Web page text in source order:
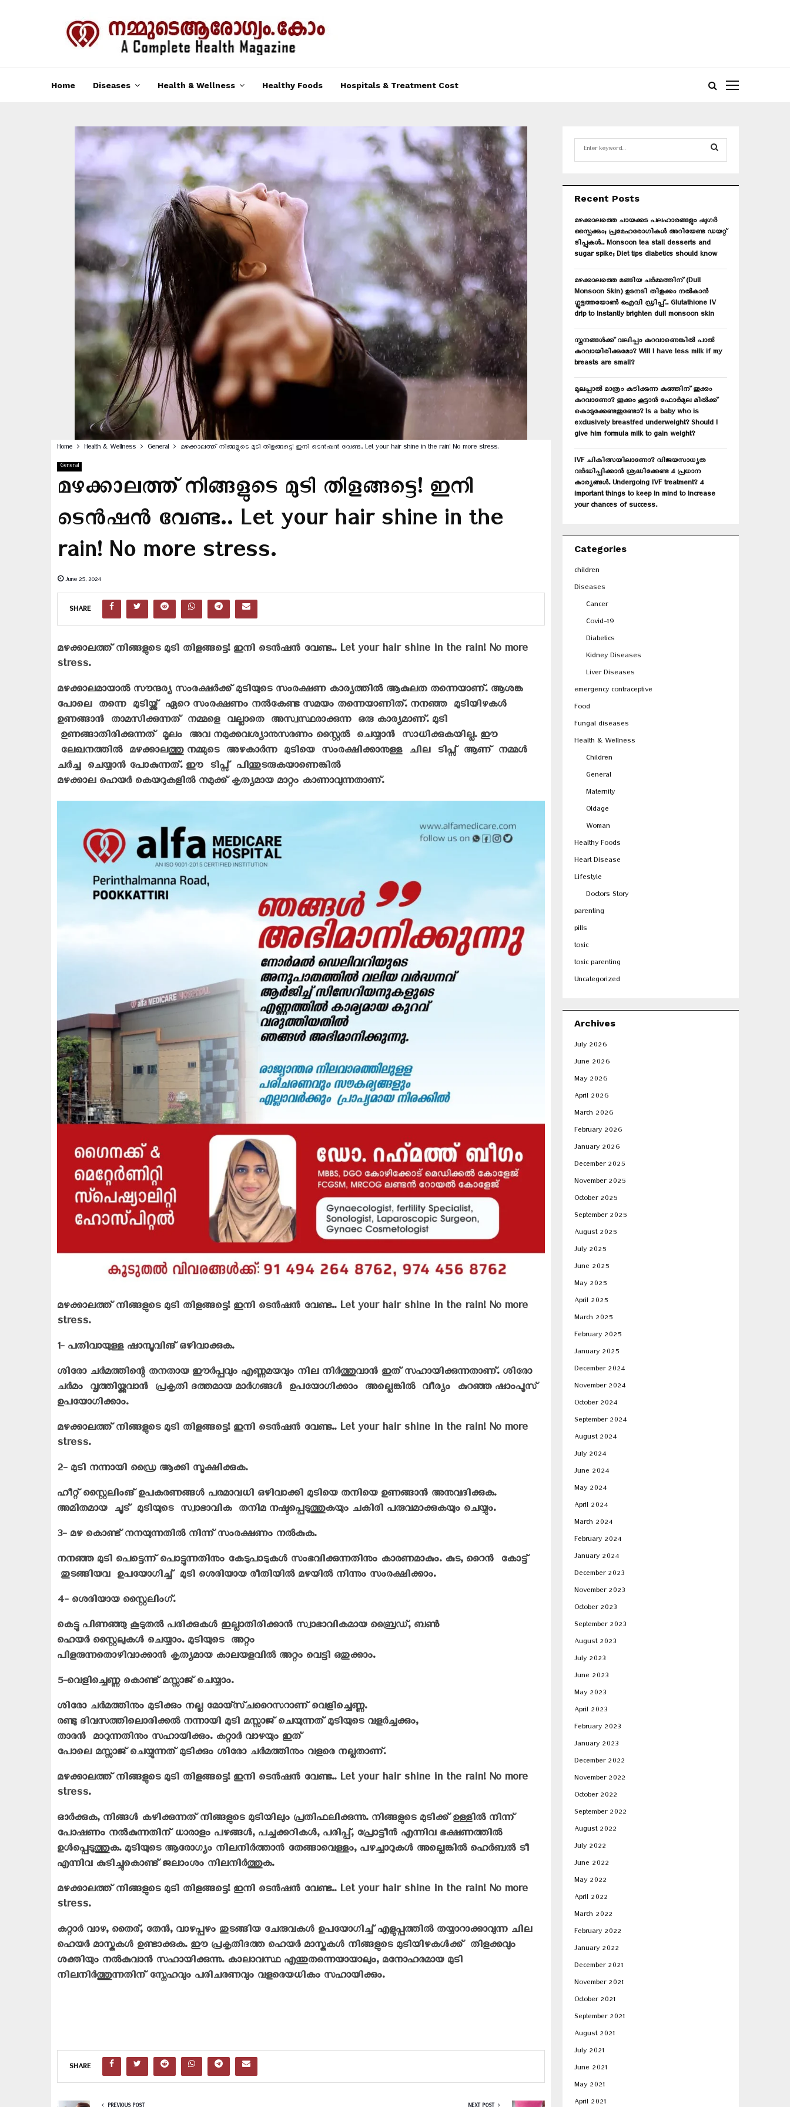
Home Diseases Health & Wellness Healthy Foods Hospitals & Treatment Cost
Home Health & Wellness General മഴക്കാലത്ത് നിങ്ങളുടെ മുടി തിളങ്ങട്ടെ! ഇനി ടെൻഷൻ വേണ്ട.. Let your hair shine in the rain! No more stress.
General
മഴക്കാലത്ത് നിങ്ങളുടെ മുടി തിളങ്ങട്ടെ! ഇനി
ടെൻഷൻ വേണ്ട.. Let your hair shine in the
rain! No more stress.
June 25, 2024
SHARE
മഴക്കാലത്ത് നിങ്ങളുടെ മുടി തിളങ്ങട്ടെ! ഇനി ടെൻഷൻ വേണ്ട.. Let your hair shine in the rain! No more
stress.
മഴക്കാലമായാൽ സൗന്ദര്യ സംരക്ഷർക്ക് മുടിയുടെ സംരക്ഷണ കാര്യത്തിൽ ആകുലത തന്നെയാണ്. ആശങ്ക
പോലെ തന്നെ മുടിയ്ക്ക് ഏറെ സംരക്ഷണം നൽകേണ്ട സമയം തന്നെയാണിത്. നനഞ്ഞ മുടിയിഴകൾ
ഉണങ്ങാൻ താമസിക്കുന്നത് നമ്മളെ വല്ലാതെ അസ്വസ്ഥരാക്കുന്ന ഒരു കാര്യമാണ്. മുടി
ഉണങ്ങാതിരിക്കുന്നത് മൂലം അവ നമുക്കവശ്യാനുസരണം സ്റ്റൈൽ ചെയ്യാൻ സാധിക്കുകയില്ല. ഈ
ലേഖനത്തിൽ മഴക്കാലത്തു നമ്മുടെ അഴകാർന്ന മുടിയെ സംരക്ഷിക്കാനുള്ള ചില ടിപ്സ് ആണ് നമ്മൾ
ചർച്ച ചെയ്യാൻ പോകുന്നത്. ഈ ടിപ്സ് പിന്തുടരുകയാണെങ്കിൽ
മഴക്കാല ഹെയർ കെയറുകളിൽ നമുക്ക് കൃത്യമായ മാറ്റം കാണാവുന്നതാണ്.
മഴക്കാലത്ത് നിങ്ങളുടെ മുടി തിളങ്ങട്ടെ! ഇനി ടെൻഷൻ വേണ്ട.. Let your hair shine in the rain! No more
stress.
1- പതിവായുള്ള ഷാമ്പൂവിങ് ഒഴിവാക്കുക.
ശിരോ ചർമത്തിന്റെ തനതായ ഈർപ്പവും എണ്ണമയവും നില നിർത്തുവാൻ ഇത് സഹായിക്കുന്നതാണ്. ശിരോ
ചർമം വൃത്തിയ്ക്കുവാൻ പ്രകൃതി ദത്തമായ മാർഗങ്ങൾ ഉപയോഗിക്കാം അല്ലെങ്കിൽ വീര്യം കുറഞ്ഞ ഷാംപൂസ്
ഉപയോഗിക്കാം.
മഴക്കാലത്ത് നിങ്ങളുടെ മുടി തിളങ്ങട്ടെ! ഇനി ടെൻഷൻ വേണ്ട.. Let your hair shine in the rain! No more
stress.
2- മുടി നന്നായി ഡ്രൈ ആക്കി സൂക്ഷിക്കുക.
ഹീറ്റ് സ്റ്റൈലിംങ് ഉപകരണങ്ങൾ പരമാവധി ഒഴിവാക്കി മുടിയെ തനിയെ ഉണങ്ങാൻ അനുവദിക്കുക.
അമിതമായ ചൂട് മുടിയുടെ സ്വാഭാവിക തനിമ നഷ്ടപ്പെടുത്തുകയും ചകിരി പരുവമാക്കുകയും ചെയ്യും.
3- മഴ കൊണ്ട് നനയുന്നതിൽ നിന്ന് സംരക്ഷണം നൽകുക.
നനഞ്ഞ മുടി പെട്ടെന്ന് പൊട്ടുന്നതിനും കേടുപാടുകൾ സംഭവിക്കുന്നതിനും കാരണമാകും. കുട, റൈൻ കോട്ട്
തുടങ്ങിയവ ഉപയോഗിച്ച് മുടി ശെരിയായ രീതിയിൽ മഴയിൽ നിന്നും സംരക്ഷിക്കാം.
4- ശെരിയായ സ്റ്റൈലിംഗ്.
കെട്ടു പിണഞ്ഞു കൂടുതൽ പരിക്കുകൾ ഇല്ലാതിരിക്കാൻ സ്വാഭാവികമായ ബ്രൈഡ്, ബൺ
ഹെയർ സ്റ്റൈലുകൾ ചെയ്യാം. മുടിയുടെ അറ്റം
പിളരുന്നതൊഴിവാക്കാൻ കൃത്യമായ കാലയളവിൽ അറ്റം വെട്ടി ഒതുക്കാം.
5-വെളിച്ചെണ്ണ കൊണ്ട് മസ്സാജ് ചെയ്യാം.
ശിരോ ചർമത്തിനും മുടിക്കും നല്ല മോയ്സ്ചറൈസറാണ് വെളിച്ചെണ്ണ.
രണ്ടു ദിവസത്തിലൊരിക്കൽ നന്നായി മുടി മസ്സാജ് ചെയുന്നത് മുടിയുടെ വളർച്ചക്കും,
താരൻ മാറുന്നതിനും സഹായിക്കും. കറ്റാർ വാഴയും ഇത്
പോലെ മസ്സാജ് ചെയ്യുന്നത് മുടിക്കും ശിരോ ചർമത്തിനും വളരെ നല്ലതാണ്.
മഴക്കാലത്ത് നിങ്ങളുടെ മുടി തിളങ്ങട്ടെ! ഇനി ടെൻഷൻ വേണ്ട.. Let your hair shine in the rain! No more
stress.
ഓർക്കുക, നിങ്ങൾ കഴിക്കുന്നത് നിങ്ങളുടെ മുടിയിലും പ്രതിഫലിക്കുന്നു. നിങ്ങളുടെ മുടിക്ക് ഉള്ളിൽ നിന്ന്
പോഷണം നൽകുന്നതിന് ധാരാളം പഴങ്ങൾ, പച്ചക്കറികൾ, പരിപ്പ്, പ്രോട്ടീൻ എന്നിവ ഭക്ഷണത്തിൽ
ഉൾപ്പെടുത്തുക. മുടിയുടെ ആരോഗ്യം നിലനിർത്താൻ തേങ്ങാവെള്ളം, പഴച്ചാറുകൾ അല്ലെങ്കിൽ ഹെർബൽ ടീ
എന്നിവ കുടിച്ചുകൊണ്ട് ജലാംശം നിലനിർത്തുക.
മഴക്കാലത്ത് നിങ്ങളുടെ മുടി തിളങ്ങട്ടെ! ഇനി ടെൻഷൻ വേണ്ട.. Let your hair shine in the rain! No more
stress.
കറ്റാർ വാഴ, തൈര്, തേൻ, വാഴപ്പഴം തുടങ്ങിയ ചേരുവകൾ ഉപയോഗിച്ച് എളുപ്പത്തിൽ തയ്യാറാക്കാവുന്ന ചില
ഹെയർ മാസ്കുകൾ ഉണ്ടാക്കുക. ഈ പ്രകൃതിദത്ത ഹെയർ മാസ്കുകൾ നിങ്ങളുടെ മുടിയിഴകൾക്ക് തിളക്കവും
ശക്തിയും നൽകുവാൻ സഹായിക്കുന്നു. കാലാവസ്ഥ എന്തുതന്നെയായാലും, മനോഹരമായ മുടി
നിലനിർത്തുന്നതിന് സ്നേഹവും പരിചരണവും വളരെയധികം സഹായിക്കും.
SHARE
c
f
o
r
:
A
C
Recent Posts
മഴക്കാലത്തെ ചായക്കട പലഹാരങ്ങളും ഷുഗർ
സ്പൈക്കും; പ്രമേഹരോഗികൾ അറിയേണ്ട ഡയറ്റ്
ടിപ്പുകൾ.. Monsoon tea stall desserts and
sugar spike; Diet tips diabetics should know
മഴക്കാലത്തെ മങ്ങിയ ചർമ്മത്തിന് (Dull
Monsoon Skin) ഉടനടി തിളക്കം നൽകാൻ
ഗ്ലൂട്ടത്തയോൺ ഐവി ഡ്രിപ്പ്.. Glutathione IV
drip to instantly brighten dull monsoon skin
സ്തനങ്ങൾക്ക് വലിപ്പം കുറവാണെങ്കിൽ പാൽ
കുറവായിരിക്കുമോ? Will I have less milk if my
breasts are small?
മുലപ്പാൽ മാത്രം കുടിക്കുന്ന കുഞ്ഞിന് തൂക്കം
കുറവാണോ? തൂക്കം കൂട്ടാൻ ഫോർമുല മിൽക്ക്
കൊടുക്കേണ്ടതുണ്ടോ? Is a baby who is
exclusively breastfed underweight? Should I
give him formula milk to gain weight?
IVF ചികിത്സയിലാണോ? വിജയസാധ്യത
വർദ്ധിപ്പിക്കാൻ ശ്രദ്ധിക്കേണ്ട 4 പ്രധാന
കാര്യങ്ങൾ. Undergoing IVF treatment? 4
important things to keep in mind to increase
your chances of success.
Categories
children
Diseases
Cancer
Covid-19
Diabetics
Kidney Diseases
Liver Diseases
emergency contraceptive
Food
Fungal diseases
Health & Wellness
Children
General
Maternity
Oldage
Woman
Healthy Foods
Heart Disease
Lifestyle
Doctors Story
parenting
pills
toxic
toxic parenting
Uncategorized
Archives
July 2026
June 2026
May 2026
April 2026
March 2026
February 2026
January 2026
December 2025
November 2025
October 2025
September 2025
August 2025
July 2025
June 2025
May 2025
April 2025
March 2025
February 2025
January 2025
December 2024
November 2024
October 2024
September 2024
August 2024
July 2024
June 2024
May 2024
April 2024
March 2024
February 2024
January 2024
December 2023
November 2023
October 2023
September 2023
August 2023
July 2023
June 2023
May 2023
April 2023
February 2023
January 2023
December 2022
November 2022
October 2022
September 2022
August 2022
July 2022
June 2022
May 2022
April 2022
March 2022
February 2022
January 2022
December 2021
November 2021
October 2021
September 2021
August 2021
July 2021
June 2021
May 2021
April 2021